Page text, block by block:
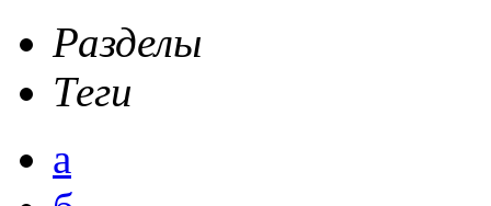
Разделы
Теги
а